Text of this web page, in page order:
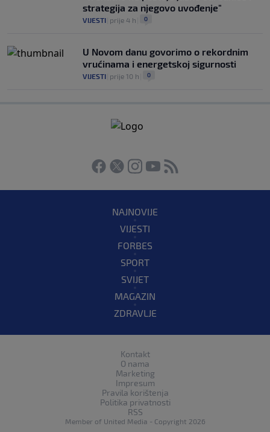
strategija za njegovo uvođenje"
VIJESTI prije 4 h 0
U Novom danu govorimo o rekordnim
vrućinama i energetskoj sigurnosti
VIJESTI prije 10 h 0
NAJNOVIJE
VIJESTI
FORBES
SPORT
SVIJET
MAGAZIN
ZDRAVLJE
Kontakt
O nama
Marketing
Impresum
Pravila korištenja
Politika privatnosti
RSS
Member of United Media - Copyright 2026